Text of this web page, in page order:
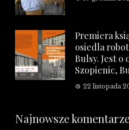
Premiera
osiedla
Bulsy. Jest o
Szopienic,
22 listopada
Najnowsze komentarze